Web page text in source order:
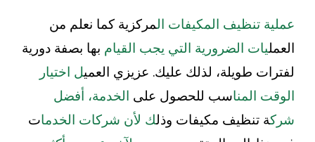
عملية تنظيف المكيفات المركزية كما نعلم من
العمليات الضرورية التي يجب القيام بها بصفة دورية
لفترات طويلة، لذلك عليك. عزيزي العميل اختيار
الوقت المناسب للحصول على الخدمة، أفضل
شركة تنظيف مكيفات وذلك لأن شركات الخدمات